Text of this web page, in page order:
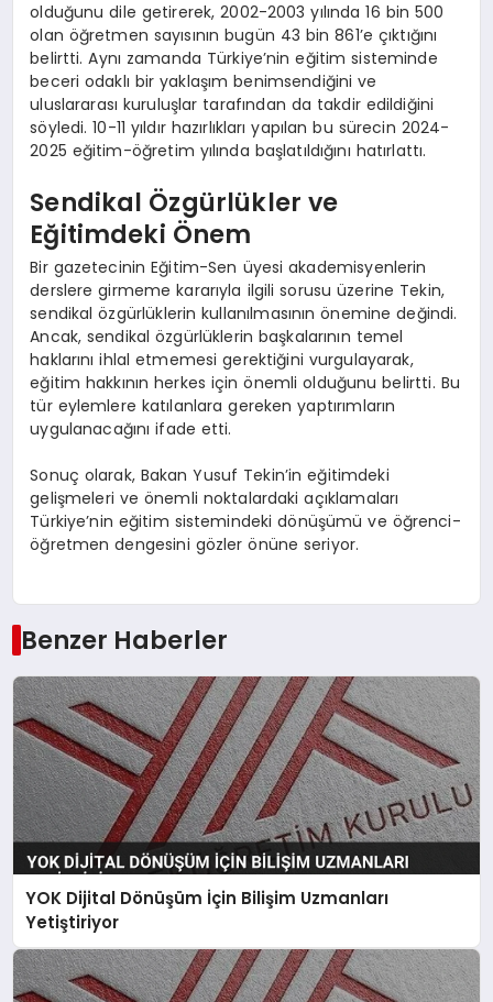
olduğunu dile getirerek, 2002-2003 yılında 16 bin 500
olan öğretmen sayısının bugün 43 bin 861’e çıktığını
belirtti. Aynı zamanda Türkiye’nin eğitim sisteminde
beceri odaklı bir yaklaşım benimsendiğini ve
uluslararası kuruluşlar tarafından da takdir edildiğini
söyledi. 10-11 yıldır hazırlıkları yapılan bu sürecin 2024-
2025 eğitim-öğretim yılında başlatıldığını hatırlattı.
Sendikal Özgürlükler ve
Eğitimdeki Önem
Bir gazetecinin Eğitim-Sen üyesi akademisyenlerin
derslere girmeme kararıyla ilgili sorusu üzerine Tekin,
sendikal özgürlüklerin kullanılmasının önemine değindi.
Ancak, sendikal özgürlüklerin başkalarının temel
haklarını ihlal etmemesi gerektiğini vurgulayarak,
eğitim hakkının herkes için önemli olduğunu belirtti. Bu
tür eylemlere katılanlara gereken yaptırımların
uygulanacağını ifade etti.
Sonuç olarak, Bakan Yusuf Tekin’in eğitimdeki
gelişmeleri ve önemli noktalardaki açıklamaları
Türkiye’nin eğitim sistemindeki dönüşümü ve öğrenci-
öğretmen dengesini gözler önüne seriyor.
Benzer Haberler
YOK Dijital Dönüşüm İçin Bilişim Uzmanları
Yetiştiriyor